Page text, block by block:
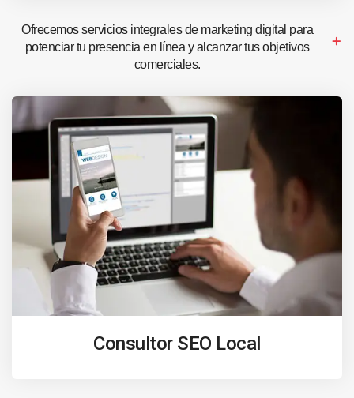
Ofrecemos servicios integrales de marketing digital para
potenciar tu presencia en línea y alcanzar tus objetivos
comerciales.
Consultor SEO Local